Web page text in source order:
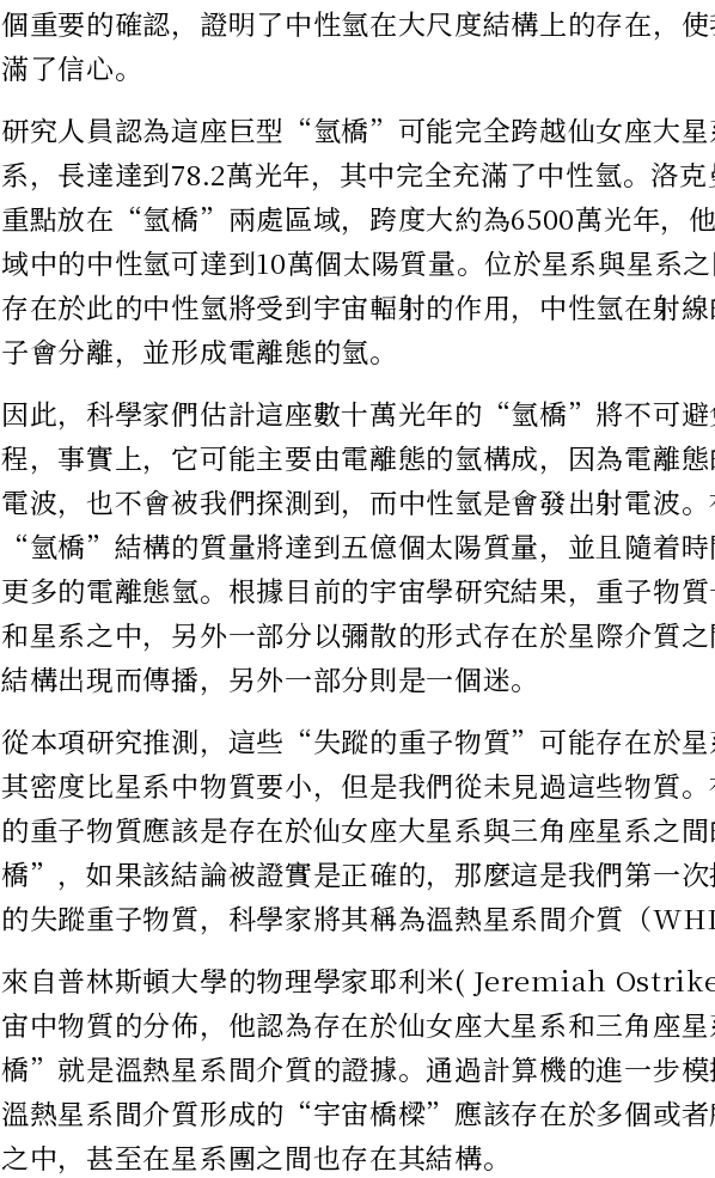
個重要的確認，證明了中性氫在大尺度結構上的存在，
滿了信心。
研究人員認為這座巨型“氫橋”可能完全跨越仙女座大星
系，長達達到78.2萬光年，其中完全充滿了中性氫。洛
重點放在“氫橋”兩處區域，跨度大約為6500萬光年，
域中的中性氫可達到10萬個太陽質量。位於星系與星系之
存在於此的中性氫將受到宇宙輻射的作用，中性氫在射
子會分離，並形成電離態的氫。
因此，科學家們估計這座數十萬光年的“氫橋”將不可避
程，事實上，它可能主要由電離態的氫構成，因為電離
電波，也不會被我們探測到，而中性氫是會發出射電波
“氫橋”結構的質量將達到五億個太陽質量，並且隨着
更多的電離態氫。根據目前的宇宙學研究結果，重子物
和星系之中，另外一部分以彌散的形式存在於星際介質
結構出現而傳播，另外一部分則是一個迷。
從本項研究推測，這些“失蹤的重子物質”可能存在於星
其密度比星系中物質要小，但是我們從未見過這些物質
的重子物質應該是存在於仙女座大星系與三角座星系之
橋”，如果該結論被證實是正確的，那麼這是我們第一
的失蹤重子物質，科學家將其稱為溫熱星系間介質（
來自普林斯頓大學的物理學家耶利米( Jeremiah
宙中物質的分佈，他認為存在於仙女座大星系和三角座
橋”就是溫熱星系間介質的證據。通過計算機的進一步
溫熱星系間介質形成的“宇宙橋樑”應該存在於多個或者
之中，甚至在星系團之間也存在其結構。